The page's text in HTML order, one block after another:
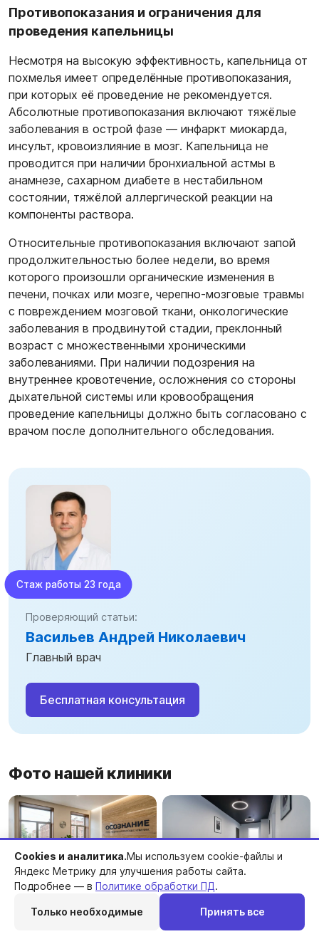
Противопоказания и ограничения для
проведения капельницы
Несмотря на высокую эффективность, капельница от
похмелья имеет определённые противопоказания,
при которых её проведение не рекомендуется.
Абсолютные противопоказания включают тяжёлые
заболевания в острой фазе — инфаркт миокарда,
инсульт, кровоизлияние в мозг. Капельница не
проводится при наличии бронхиальной астмы в
анамнезе, сахарном диабете в нестабильном
состоянии, тяжёлой аллергической реакции на
компоненты раствора.
Относительные противопоказания включают запой
продолжительностью более недели, во время
которого произошли органические изменения в
печени, почках или мозге, черепно-мозговые травмы
с повреждением мозговой ткани, онкологические
заболевания в продвинутой стадии, преклонный
возраст с множественными хроническими
заболеваниями. При наличии подозрения на
внутреннее кровотечение, осложнения со стороны
дыхательной системы или кровообращения
проведение капельницы должно быть согласовано с
врачом после дополнительного обследования.
Стаж работы 23 года
Проверяющий статьи:
Васильев Андрей Николаевич
Главный врач
Бесплатная консультация
Фото нашей клиники
Cookies и аналитика.Мы используем cookie-файлы и
Яндекс Метрику для улучшения работы сайта.
Подробнее — в Политике обработки ПД.
Только необходимые Принять все